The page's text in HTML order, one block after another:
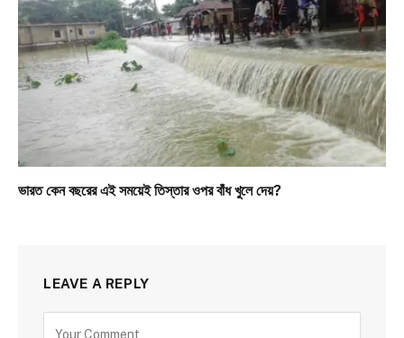
ভারত কেন বছরের এই সময়েই তিস্তার ওপর বাঁধ খুলে দেয়?
LEAVE A REPLY